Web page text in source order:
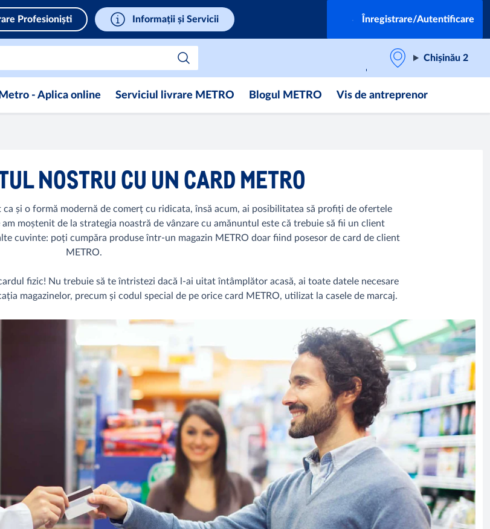
Profesioniști Informații și Servicii Înregistrare/Autentificare
Chișinău 2
- Aplica online Serviciul livrare METRO Blogul METRO Vis de antreprenor
NOSTRU CU UN CARD METRO
și o formă modernă de comerț cu ridicata, însă acum, ai posibilitatea să profiți de ofertele
moștenit de la strategia noastră de vânzare cu amănuntul este că trebuie să fii un client
cuvinte: poți cumpăra produse într-un magazin METRO doar fiind posesor de card de client
METRO.
fizic! Nu trebuie să te întristezi dacă l-ai uitat întâmplător acasă, ai toate datele necesare
magazinelor, precum și codul special de pe orice card METRO, utilizat la casele de marcaj.